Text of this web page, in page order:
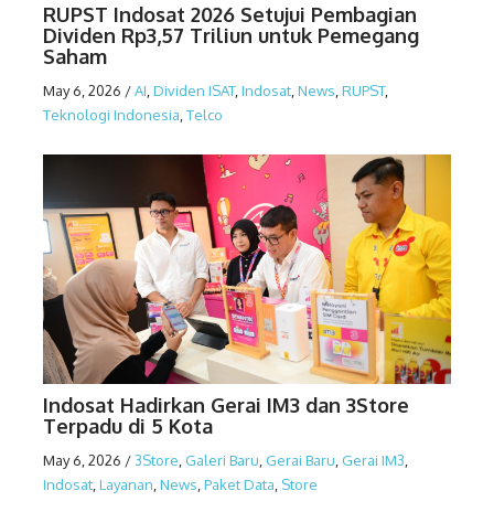
RUPST Indosat 2026 Setujui Pembagian
Dividen Rp3,57 Triliun untuk Pemegang
Saham
May 6, 2026 /AI Dividen ISAT, Indosat News RUPST,
Teknologi Indonesia Telco
Indosat Hadirkan Gerai IM3 dan 3Store
Terpadu di 5 Kota
May 6, 2026 /3Store Galeri Baru Gerai Baru Gerai IM3
Indosat Layanan News Paket Data Store